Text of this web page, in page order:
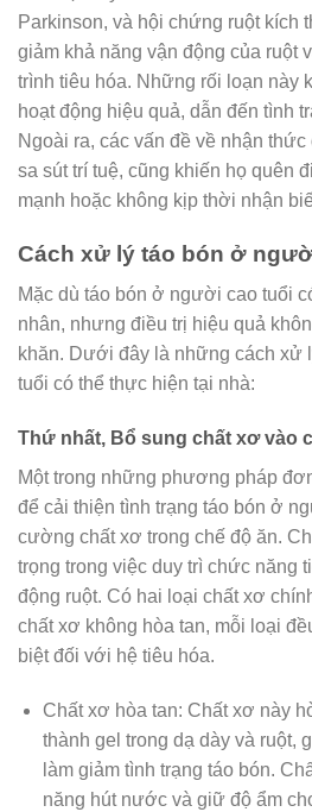
Parkinson, và hội chứng ruột kích
giảm khả năng vận động của ruột
trình tiêu hóa. Những rối loạn này
hoạt động hiệu quả, dẫn đến tình
Ngoài ra, các vấn đề về nhận
sa sút trí tuệ, cũng khiến họ quên
mạnh hoặc không kịp thời nhận
Cách xử lý táo bón ở
Mặc dù táo bón ở người cao tuổi
nhân, nhưng điều trị hiệu quả
khăn. Dưới đây là những cách xử
tuổi có thể thực hiện tại nhà:
Thứ nhất, Bổ sung chất xơ vào
Một trong những phương pháp
để cải thiện tình trạng táo bón ở
cường chất xơ trong chế độ ăn.
trọng trong việc duy trì chức năng
động ruột. Có hai loại chất xơ
chất xơ không hòa tan, mỗi loại
biệt đối với hệ tiêu hóa.
Chất xơ hòa tan: Chất xơ này
thành gel trong dạ dày và ruột,
làm giảm tình trạng táo bón.
năng hút nước và giữ độ ẩm